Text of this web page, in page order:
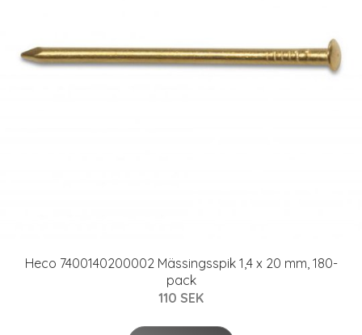
Heco 7400140200002 Mässingsspik 1,4 x 20 mm, 180-
pack
110 SEK